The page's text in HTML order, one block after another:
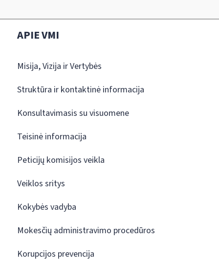
APIE VMI
Misija, Vizija ir Vertybės
Struktūra ir kontaktinė informacija
Konsultavimasis su visuomene
Teisinė informacija
Peticijų komisijos veikla
Veiklos sritys
Kokybės vadyba
Mokesčių administravimo procedūros
Korupcijos prevencija